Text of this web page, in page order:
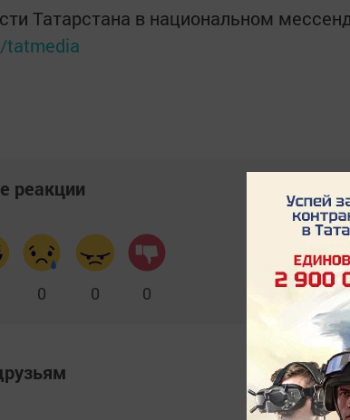
Татарстана в национальном
tatmedia
реакции
0 0 0